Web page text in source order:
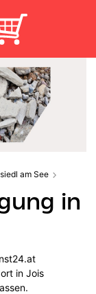
am See
in
in Jois